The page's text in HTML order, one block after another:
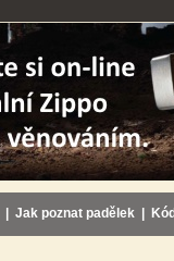
Jak poznat padělek